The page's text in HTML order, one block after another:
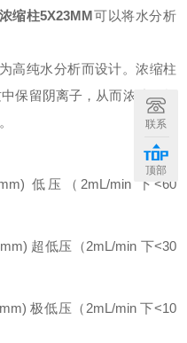
缩柱5X23MM可以将水分析
高纯水分析而设计。浓缩柱
保留阴离子，从而浓缩分析
低压（2mL/min 下<60
超低压（2mL/min 下<30
极低压（2mL/min 下<10
联系
顶部